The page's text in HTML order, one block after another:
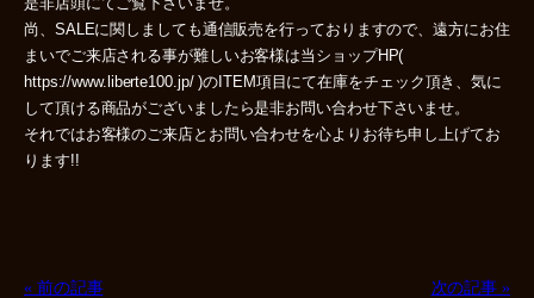
尚、SALEに関しましても通信販売を行っておりますので、遠方にお住
まいでご来店される事が難しいお客様は当ショップHP(
https://www.liberte100.jp/ )のITEM項目にて在庫をチェック頂き、気に
して頂ける商品がございましたら是非お問い合わせ下さいませ。
それではお客様のご来店とお問い合わせを心よりお待ち申し上げてお
ります!!
« 前の記事 次の記事 »